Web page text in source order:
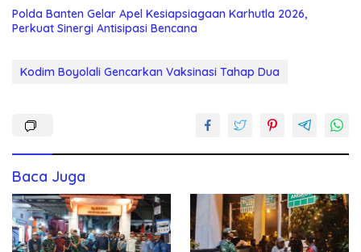
Polda Banten Gelar Apel Kesiapsiagaan Karhutla 2026,
Perkuat Sinergi Antisipasi Bencana
Kodim Boyolali Gencarkan Vaksinasi Tahap Dua
Baca Juga